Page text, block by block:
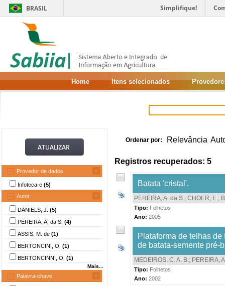
BRASIL Simplifique!
Home Itens selecionados
Provedor de dados
Infoteca-e (5)
Autor
DANIELS, J. (5)
PEREIRA, A. da S. (4)
ASSIS, M. de (1)
BERTONCINI, O. (1)
BERTONCINNI, O. (1)
Mais...
Palavra-chave
Ordenar por: Relevância
Registros recuperados: 5
Batata 'cristal'.
PEREIRA, A. da S.; CHOER, E.;
Tipo: Folhetos
Ano: 2005
Plataforma de telhas
de batata-semente pré-
MEDEIROS, C. A. B.; PEREIRA,
Tipo: Folhetos
Ano: 2002